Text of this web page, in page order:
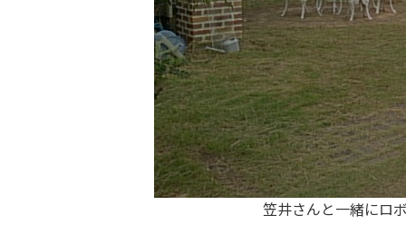
笠井さんと一緒にロ